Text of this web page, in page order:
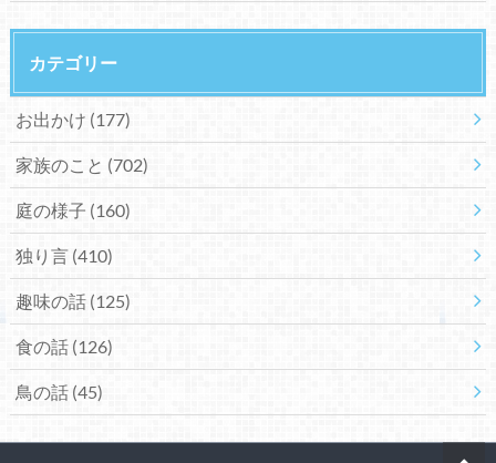
カテゴリー
お出かけ (177)
家族のこと (702)
庭の様子 (160)
独り言 (410)
趣味の話 (125)
食の話 (126)
鳥の話 (45)